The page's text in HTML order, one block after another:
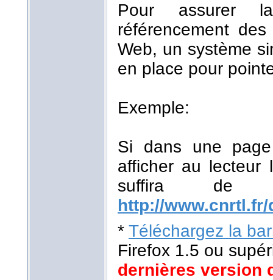
Pour assurer
référencement
Web, un système
en place pour
Exemple:
Si dans une
afficher au lecteur
suffira de
http://
* Téléchargez la
Firefox 1.5 ou
dernières version